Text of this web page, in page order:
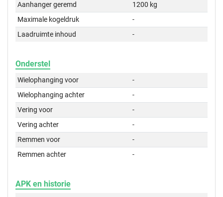
Aanhanger geremd
1200 kg
Maximale kogeldruk
-
Laadruimte inhoud
-
Onderstel
Wielophanging voor
-
Wielophanging achter
-
Vering voor
-
Vering achter
-
Remmen voor
-
Remmen achter
-
APK en historie